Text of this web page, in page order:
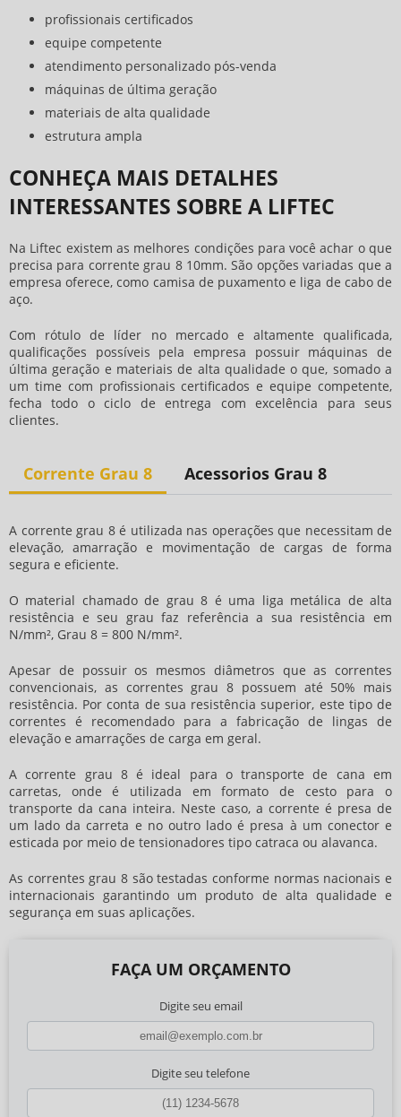
profissionais certificados
equipe competente
atendimento personalizado pós-venda
máquinas de última geração
materiais de alta qualidade
estrutura ampla
CONHEÇA MAIS DETALHES
INTERESSANTES SOBRE A LIFTEC
Na Liftec existem as melhores condições para você achar o que
precisa para corrente grau 8 10mm. São opções variadas que a
empresa oferece, como camisa de puxamento e liga de cabo de
aço.
Com rótulo de líder no mercado e altamente qualificada,
qualificações possíveis pela empresa possuir máquinas de
última geração e materiais de alta qualidade o que, somado a
um time com profissionais certificados e equipe competente,
fecha todo o ciclo de entrega com excelência para seus
clientes.
Corrente Grau 8 Acessorios Grau 8
A corrente grau 8 é utilizada nas operações que necessitam de
elevação, amarração e movimentação de cargas de forma
segura e eficiente.
O material chamado de grau 8 é uma liga metálica de alta
resistência e seu grau faz referência a sua resistência em
N/mm², Grau 8 = 800 N/mm².
Apesar de possuir os mesmos diâmetros que as correntes
convencionais, as correntes grau 8 possuem até 50% mais
resistência. Por conta de sua resistência superior, este tipo de
correntes é recomendado para a fabricação de lingas de
elevação e amarrações de carga em geral.
A corrente grau 8 é ideal para o transporte de cana em
carretas, onde é utilizada em formato de cesto para o
transporte da cana inteira. Neste caso, a corrente é presa de
um lado da carreta e no outro lado é presa à um conector e
esticada por meio de tensionadores tipo catraca ou alavanca.
As correntes grau 8 são testadas conforme normas nacionais e
internacionais garantindo um produto de alta qualidade e
segurança em suas aplicações.
FAÇA UM ORÇAMENTO
Digite seu email
Digite seu telefone